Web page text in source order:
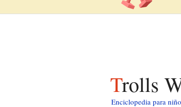
Trolls
Enciclopedia para